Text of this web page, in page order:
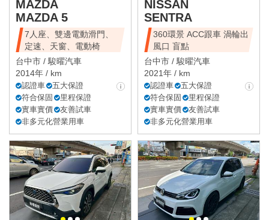
MAZDA
MAZDA 5
7人座、雙邊電動滑門、
定速、天窗、電動椅
台中市 /駿曜汽車
2014年 / km
認證車
五大保證
符合保固
里程保證
實車實價
友善試車
非多元化營業用車
NISSAN
SENTRA
360環景 ACC跟車 渦輪出
風口 盲點
台中市 /駿曜汽車
2021年 / km
認證車
五大保證
符合保固
里程保證
實車實價
友善試車
非多元化營業用車